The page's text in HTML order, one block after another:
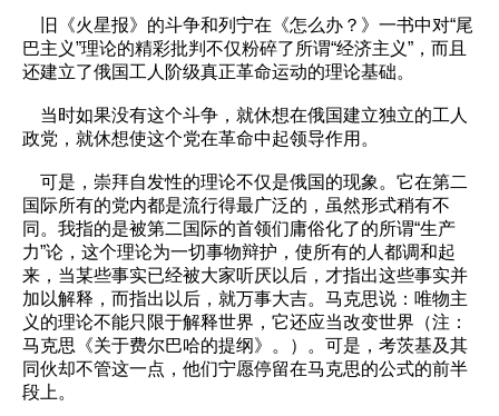
旧《火星报》的斗争和列宁在《怎么办？》一书中对“尾
巴主义”理论的精彩批判不仅粉碎了所谓“经济主义”，而且
还建立了俄国工人阶级真正革命运动的理论基础。
当时如果没有这个斗争，就休想在俄国建立独立的工人
政党，就休想使这个党在革命中起领导作用。
可是，崇拜自发性的理论不仅是俄国的现象。它在第二
国际所有的党内都是流行得最广泛的，虽然形式稍有不
同。我指的是被第二国际的首领们庸俗化了的所谓“生产
力”论，这个理论为一切事物辩护，使所有的人都调和起
来，当某些事实已经被大家听厌以后，才指出这些事实并
加以解释，而指出以后，就万事大吉。马克思说：唯物主
义的理论不能只限于解释世界，它还应当改变世界（注：
马克思《关于费尔巴哈的提纲》。）。可是，考茨基及其
同伙却不管这一点，他们宁愿停留在马克思的公式的前半
段上。